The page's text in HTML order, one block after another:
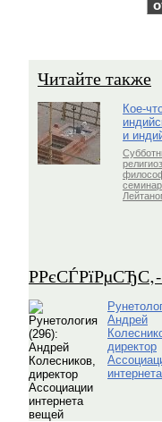
Читайте также
Кое-
и
Андрей
директор